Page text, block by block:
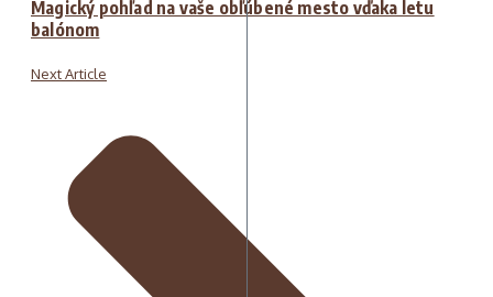
Magický pohľad na vaše obľúbené mesto vďaka letu
balónom
Next Article